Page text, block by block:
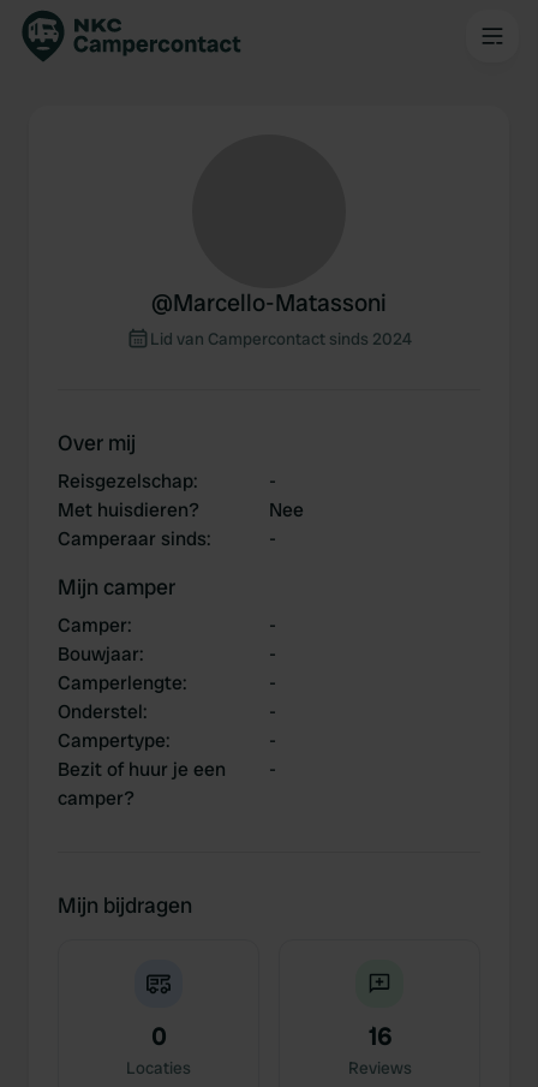
@Marcello-Matassoni
Lid van Campercontact sinds 2024
Over mij
Reisgezelschap:
-
Met huisdieren?
Nee
Camperaar sinds: -
Mijn camper
Camper:
-
Bouwjaar:
-
Camperlengte:
-
Onderstel:
-
Campertype:
-
Bezit of huur je een
camper?
-
Mijn bijdragen
0
Locaties
16
Reviews